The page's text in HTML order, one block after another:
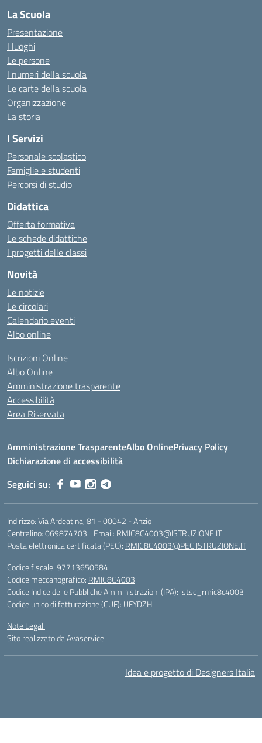
La Scuola
Presentazione
I luoghi
Le persone
I numeri della scuola
Le carte della scuola
Organizzazione
La storia
I Servizi
Personale scolastico
Famiglie e studenti
Percorsi di studio
Didattica
Offerta formativa
Le schede didattiche
I progetti delle classi
Novità
Le notizie
Le circolari
Calendario eventi
Albo online
Iscrizioni Online
Albo Online
Amministrazione trasparente
Accessibilità
Area Riservata
Amministrazione TrasparenteAlbo OnlinePrivacy Policy
Dichiarazione di accessibilità
Seguici su:
Indirizzo:Via Ardeatina, 81 - 00042 - Anzio
Centralino:069874703 Email: RMIC8C4003@ISTRUZIONE.IT
Posta elettronica certificata (PEC): RMIC8C4003@PEC.ISTRUZIONE.IT
Codice fiscale: 97713650584
Codice meccanografico: RMIC8C4003
Codice Indice delle Pubbliche Amministrazioni (IPA): istsc_rmic8c4003
Codice unico di fatturazione (CUF): UFYDZH
Note Legali
Sito realizzato da Avaservice
Idea e progetto di Designers Italia